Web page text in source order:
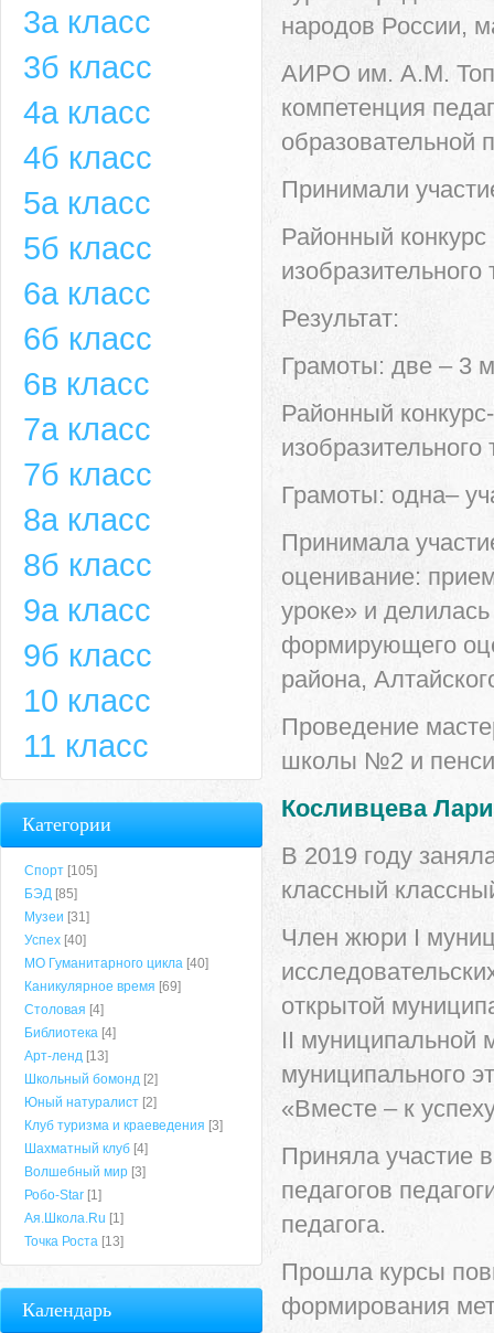
народов России,
АИРО им. А.М.
компетенция
образовательной
Принимали
Районный конкурс
Результат:
Грамоты: две – 3
Районный
Грамоты: одна–
Принимала
оценивание:
уроке» и
формирующего
района,
Проведение
школы №2 и
Косливцева
В 2019 году
классный
Член жюри I
открытой
II муниципальной
муниципального
«Вместе – к
Приняла участие
педагогов
педагога.
Прошла курсы
формирования
3а класс
3б класс
4а класс
4б класс
5а класс
5б класс
6а класс
6б класс
6в класс
7а класс
7б класс
8а класс
8б класс
9а класс
9б класс
10 класс
11 класс
Категории
Спорт [105]
БЭД [85]
Музеи [31]
Успех [40]
МО Гуманитарного цикла [40]
Каникулярное время [69]
Столовая [4]
Библиотека [4]
Арт-ленд [13]
Школьный бомонд [2]
Юный натуралист [2]
Клуб туризма и краеведения [3]
Шахматный клуб [4]
Волшебный мир [3]
Робо-Star [1]
Ая.Школа.Ru [1]
Точка Роста [13]
Календарь